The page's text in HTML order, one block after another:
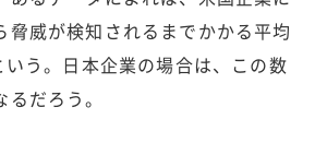
脅威が検知されるまでかかる平均
う。日本企業の場合は、この数
だろう。